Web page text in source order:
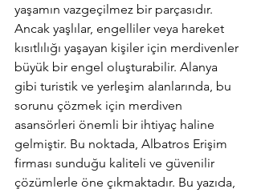
yaşamın vazgeçilmez bir parçasıdır.
Ancak yaşlılar, engelliler veya hareket
kısıtlılığı yaşayan kişiler için merdivenler
büyük bir engel oluşturabilir. Alanya
gibi turistik ve yerleşim alanlarında, bu
sorunu çözmek için merdiven
asansörleri önemli bir ihtiyaç haline
gelmiştir. Bu noktada, Albatros Erişim
firması sunduğu kaliteli ve güvenilir
çözümlerle öne çıkmaktadır. Bu yazıda,